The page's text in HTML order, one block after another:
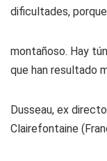
dificultades,
montañoso. Hay
que han resultado
Dusseau, ex
Clairefontaine